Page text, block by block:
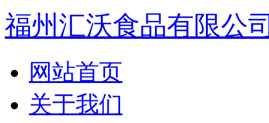
福州汇沃食品有限公
网站首页
关于我们